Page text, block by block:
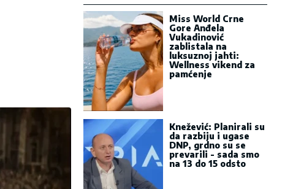
Miss World Crne
Gore Anđela
Vukadinović
zablistala na
luksuznoj jahti:
Wellness vikend za
pamćenje
Knežević: Planirali su
da razbiju i ugase
DNP, grdno su se
prevarili - sada smo
na 13 do 15 odsto